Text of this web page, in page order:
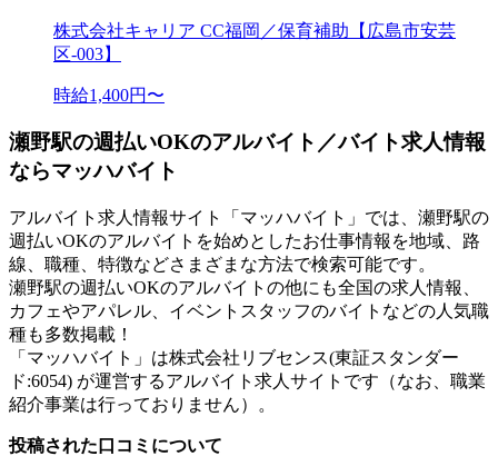
株式会社キャリア CC福岡／保育補助【広島市安芸
区-003】
時給1,400円〜
瀬野駅の週払いOKのアルバイト／バイト求人情報
ならマッハバイト
アルバイト求人情報サイト「マッハバイト」では、瀬野駅の
週払いOKのアルバイトを始めとしたお仕事情報を地域、路
線、職種、特徴などさまざまな方法で検索可能です。
瀬野駅の週払いOKのアルバイトの他にも全国の求人情報、
カフェやアパレル、イベントスタッフのバイトなどの人気職
種も多数掲載！
「マッハバイト」は株式会社リブセンス(東証スタンダー
ド:6054) が運営するアルバイト求人サイトです（なお、職業
紹介事業は行っておりません）。
投稿された口コミについて